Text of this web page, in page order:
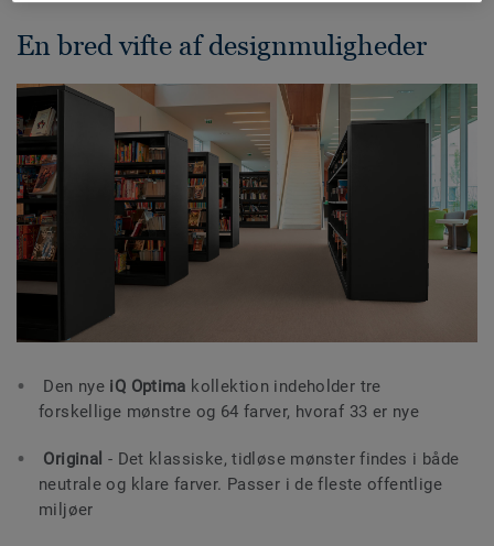
En bred vifte af designmuligheder
Den nye iQ Optima kollektion indeholder tre
forskellige mønstre og 64 farver, hvoraf 33 er nye
Original - Det klassiske, tidløse mønster findes i både
neutrale og klare farver. Passer i de fleste offentlige
miljøer